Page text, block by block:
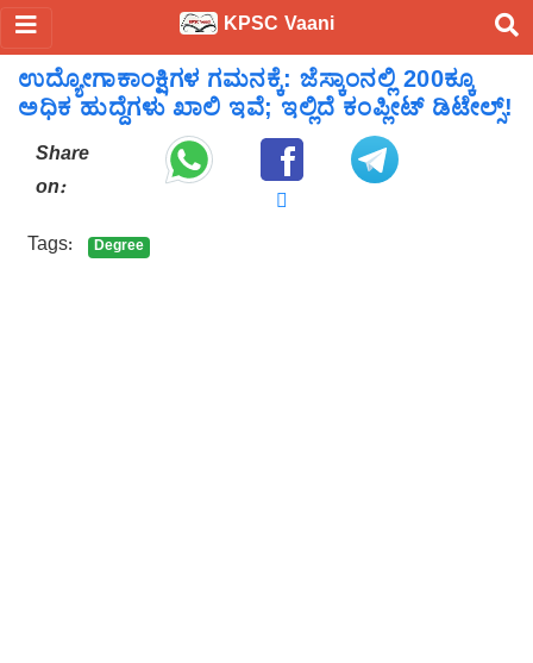
KPSC Vaani
ಉದ್ಯೋಗಾಕಾಂಕ್ಷಿಗಳ ಗಮನಕ್ಕೆ: ಜೆಸ್ಕಾಂನಲ್ಲಿ 200ಕ್ಕೂ
ಅಧಿಕ ಹುದ್ದೆಗಳು ಖಾಲಿ ಇವೆ; ಇಲ್ಲಿದೆ ಕಂಪ್ಲೀಟ್ ಡಿಟೇಲ್ಸ್!
Share
on:
Tags: Degree